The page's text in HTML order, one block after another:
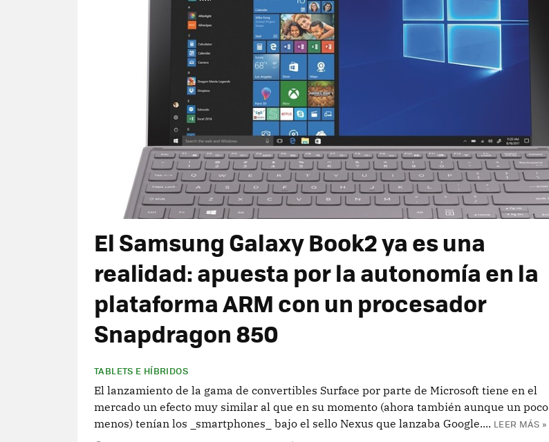
El Samsung Galaxy Book2 ya es una
realidad: apuesta por la autonomía en la
plataforma ARM con un procesador
Snapdragon 850
TABLETS E HÍBRIDOS
El lanzamiento de la gama de convertibles Surface por parte de Microsoft tiene en el
mercado un efecto muy similar al que en su momento (ahora también aunque un poco
menos) tenían los _smartphones_ bajo el sello Nexus que lanzaba Google.... LEER MÁS »